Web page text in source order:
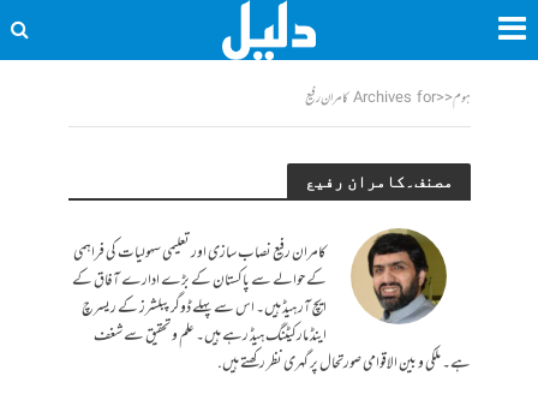
ہوم<<Archives for کامران رفیع
مصنف۔کامران رفیع
کامران رفیع نصاب سازی اور تعلیمی سہولیات کی فراہمی
کے حوالے سے پاکستان کے بڑے ادارے آفاق کے
ایچ آر ہیڈ ہیں۔ اس سے پہلے ڈوگر پبلشرز کے ریسرچ
اینڈ مارکیٹنگ ہیڈ رہے ہیں۔ علم و تحقیق سے شغف
ہے۔ ملکی و بین الاقوامی صورتحال پر گہری نظر رکھتے ہیں.